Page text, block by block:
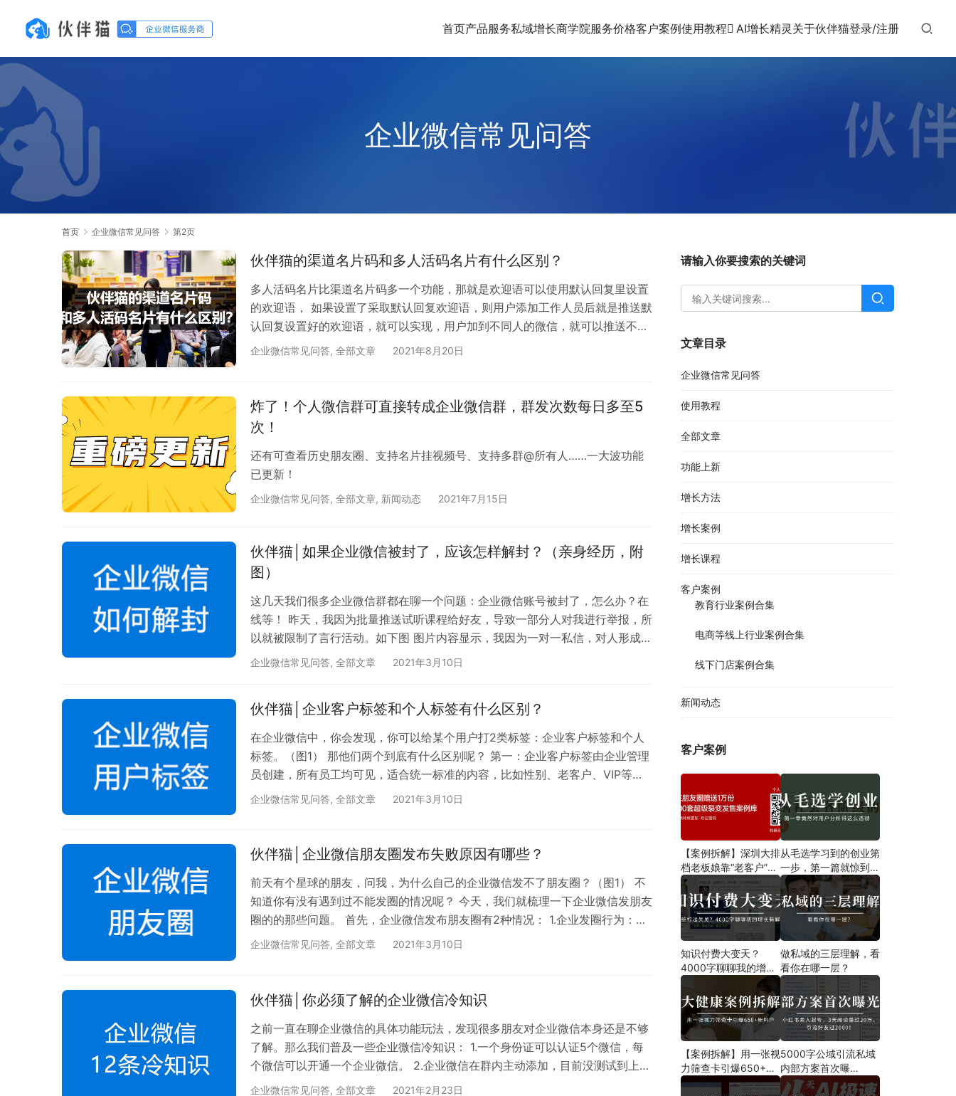
首页产品服务私域增长商学院服务价格客户案例使用教程 AI增长精灵 关于伙伴猫登录/注册
企业微信常见问答
首页 企业微信常见问答 第2页
伙伴猫的渠道名片码和多人活码名片有什么区别？
多人活码名片比渠道名片码多一个功能，那就是欢迎语可以使用默认回复里设置
的欢迎语， 如果设置了采取默认回复欢迎语，则用户添加工作人员后就是推送默
认回复设置好的欢迎语，就可以实现，用户加到不同人的微信，就可以推送不同
的欢迎语
企业微信常见问答, 全部文章 2021年8月20日
炸了！个人微信群可直接转成企业微信群，群发次数每日多至5
次！
还有可查看历史朋友圈、支持名片挂视频号、支持多群@所有人……一大波功能
已更新！
企业微信常见问答, 全部文章, 新闻动态 2021年7月15日
伙伴猫│如果企业微信被封了，应该怎样解封？（亲身经历，附
图）
这几天我们很多企业微信群都在聊一个问题：企业微信账号被封了，怎么办？在
线等！ 昨天，我因为批量推送试听课程给好友，导致一部分人对我进行举报，所
以就被限制了言行活动。如下图 图片内容显示，我因为一对一私信，对人形成了
干扰问题，被举报。然后我就不能和用户正常聊天了，不过如果对方是企业微
先了解下，是哪些行为会导致被封的风险呢？ 通常情况下，企业在使用企业微信
做营销…
企业微信常见问答, 全部文章 2021年3月10日
伙伴猫│企业客户标签和个人标签有什么区别？
在企业微信中，你会发现，你可以给某个用户打2类标签：企业客户标签和个人
标签。（图1） 那他们两个到底有什么区别呢？ 第一：企业客户标签由企业管理
员创建，所有员工均可见，适合统一标准的内容，比如性别、老客户、VIP等；
个人标签由员工创建，仅该员工个人可见，适合个性化的内容，比如兴趣爱好，
上，是企业客户标签为主，个人标签为辅，最大程度发挥用户属性的精准化推
企业微信常见问答, 全部文章 2021年3月10日
伙伴猫│企业微信朋友圈发布失败原因有哪些？
前天有个星球的朋友，问我，为什么自己的企业微信发不了朋友圈？（图1） 不
知道你有没有遇到过不能发圈的情况呢？ 今天，我们就梳理一下企业微信发朋友
圈的的那些问题。 首先，企业微信发布朋友圈有2种情况： 1.企业发圈行为：企
业管理员统一为指定员工编辑发圈内容，员工点击同意，即可自动发圈。企业管
圈营销的过程中，一些朋友遇到了客户看不到朋友圈消息的情况，这是…
企业微信常见问答, 全部文章 2021年3月10日
伙伴猫│你必须了解的企业微信冷知识
之前一直在聊企业微信的具体功能玩法，发现很多朋友对企业微信本身还是不够
了解。那么我们普及一些企业微信冷知识： 1.一个身份证可以认证5个微信，每
个微信可以开通一个企业微信。 2.企业微信在群内主动添加，目前没测试到上
限。搜索添加，每天约30个左右。被动添加每天是400-1100人，所以要做好养
企业微信常见问答, 全部文章 2021年2月23日
请输入你要搜索的关键词
文章目录
企业微信常见问答
使用教程
全部文章
功能上新
增长方法
增长案例
增长课程
客户案例
教育行业案例合集
电商等线上行业案例合集
线下门店案例合集
新闻动态
客户案例
【案例拆解】深圳大排
档老板娘靠“老客户”一
招翻盘，营业额狂飙翻
倍，8点后爆满停单！
从毛选学习到的创业第
一步​，第一篇就惊到我
了！
知识付费大变天？
4000字聊聊我的增长
新解法
做私域的三层理解，看
看你在哪一层？
【案例拆解】用一张视
力筛查卡引爆650+新
用户！大健康门诊也能
5000字公域引流私域
内部方案首次曝
光！！！案例分析、操